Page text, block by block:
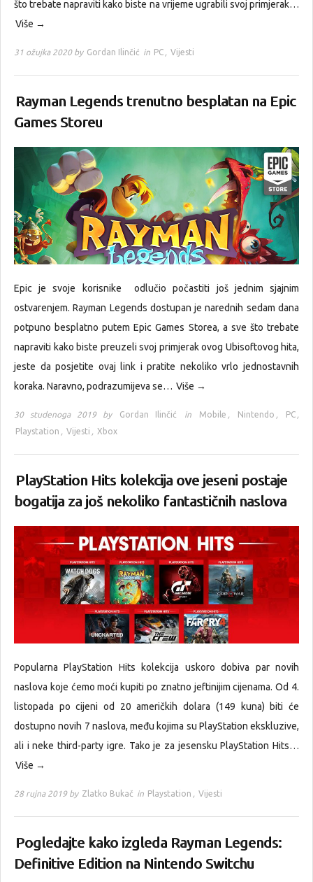
što trebate napraviti kako biste na vrijeme ugrabili svoj primjerak…
Više →
31 ožujka 2020 by Gordan Ilinčić in PC , Vijesti
Rayman Legends trenutno besplatan na Epic
Games Storeu
Epic je svoje korisnike odlučio počastiti još jednim sjajnim
ostvarenjem. Rayman Legends dostupan je narednih sedam dana
potpuno besplatno putem Epic Games Storea, a sve što trebate
napraviti kako biste preuzeli svoj primjerak ovog Ubisoftovog hita,
jeste da posjetite ovaj link i pratite nekoliko vrlo jednostavnih
koraka. Naravno, podrazumijeva se… Više →
30 studenoga 2019 by Gordan Ilinčić in Mobile , Nintendo , PC ,
Playstation , Vijesti , Xbox
PlayStation Hits kolekcija ove jeseni postaje
bogatija za još nekoliko fantastičnih naslova
Popularna PlayStation Hits kolekcija uskoro dobiva par novih
naslova koje ćemo moći kupiti po znatno jeftinijim cijenama. Od 4.
listopada po cijeni od 20 američkih dolara (149 kuna) biti će
dostupno novih 7 naslova, među kojima su PlayStation ekskluzive,
ali i neke third-party igre. Tako je za jesensku PlayStation Hits…
Više →
28 rujna 2019 by Zlatko Bukač in Playstation , Vijesti
Pogledajte kako izgleda Rayman Legends:
Definitive Edition na Nintendo Switchu